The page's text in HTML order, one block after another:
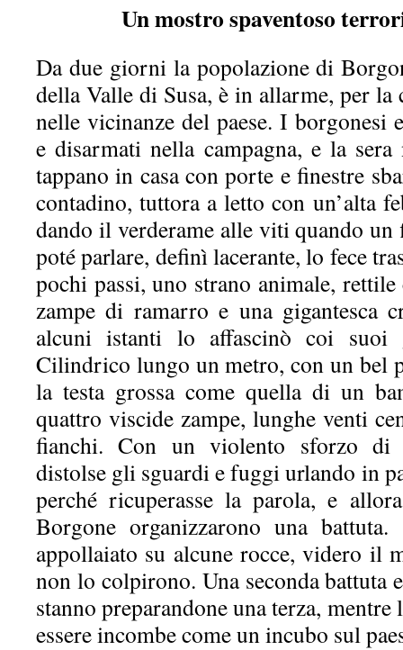
Un mostro spaventoso
Da due giorni la popolazione di
della Valle di Susa, è in allarme, per
nelle vicinanze del paese. I borgonesi
e disarmati nella campagna, e la
tappano in casa con porte e finestre
contadino, tuttora a letto con un’alta
dando il verderame alle viti quando un
poté parlare, definì lacerante, lo fece
pochi passi, uno strano animale,
zampe di ramarro e una gigantesca
alcuni istanti lo affascinò coi
Cilindrico lungo un metro, con un bel
la testa grossa come quella di un
quattro viscide zampe, lunghe venti
fianchi. Con un violento sforzo di
distolse gli sguardi e fuggi urlando in
perché ricuperasse la parola, e
Borgone organizzarono una
appollaiato su alcune rocce, videro il
non lo colpirono. Una seconda battuta
stanno preparandone una terza, mentre
essere incombe come un incubo sul